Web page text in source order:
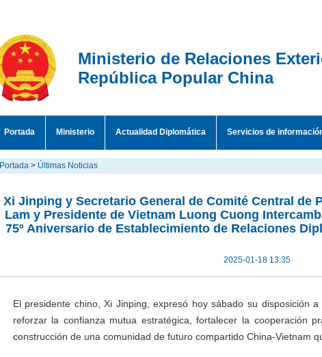
Ministerio de Relaciones
República Popular China
Portada Ministerio Actualidad Diplomática Servicios de
Portada > Últimas Noticias
Xi Jinping y Secretario General de Comité Central de
Lam y Presidente de Vietnam Luong Cuong
75º Aniversario de Establecimiento de Relaciones
2025-01-18 13:35
El presidente chino, Xi Jinping, expresó hoy sábado su disposición
reforzar la confianza mutua estratégica, fortalecer la cooperación
construcción de una comunidad de futuro compartido China-Vietnam